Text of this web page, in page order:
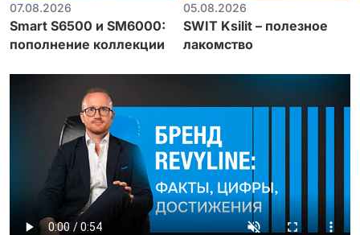
07.08.2026
Smart S6500 и SM6000:
пополнение коллекции
05.08.2026
SWIT Ksilit – полезное
лакомство